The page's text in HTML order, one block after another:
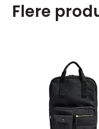
Flere